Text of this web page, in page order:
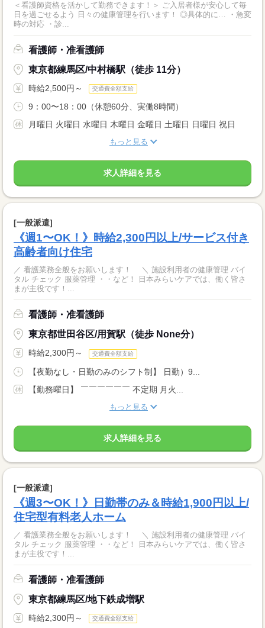
＜看護師資格を活かして勤務できます！＞ ご入居者様が安心して毎
日を過ごせるよう 日々の健康管理を行います！ ◎具体的に… ・急変
時の対応 ・診...
看護師・准看護師
東京都練馬区/中村橋駅（徒歩 11分）
時給2,500円～ 交通費全額支給
9：00〜18：00（休憩60分、実働8時間）
月曜日 火曜日 水曜日 木曜日 金曜日 土曜日 日曜日 祝日
もっと見る
求人詳細を見る
[一般派遣]
《週1〜OK！》時給2,300円以上/サービス付き
高齢者向け住宅
／ 看護業務全般をお願いします！ ＼ 施設利用者の健康管理 バイ
タル チェック 服薬管理 ・・など！ 日本みらいケアでは、働く皆さ
まが主役です！...
看護師・准看護師
東京都世田谷区/用賀駅（徒歩 None分）
時給2,300円～ 交通費全額支給
【夜勤なし・日勤のみのシフト制】 日勤）9...
【勤務曜日】 ￣￣￣￣￣￣ 不定期 月火...
もっと見る
求人詳細を見る
[一般派遣]
《週3〜OK！》日勤帯のみ＆時給1,900円以上/
住宅型有料老人ホーム
／ 看護業務全般をお願いします！ ＼ 施設利用者の健康管理 バイ
タル チェック 服薬管理 ・・など！ 日本みらいケアでは、働く皆さ
まが主役です！...
看護師・准看護師
東京都練馬区/地下鉄成増駅
時給2,300円～ 交通費全額支給